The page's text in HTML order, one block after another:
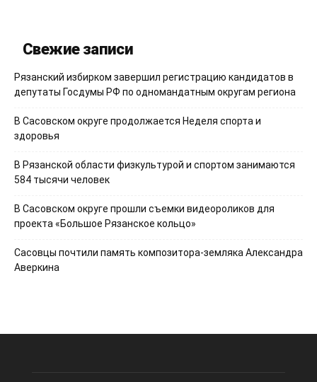
Свежие записи
Рязанский избирком завершил регистрацию кандидатов в
депутаты Госдумы РФ по одномандатным округам региона
В Сасовском округе продолжается Неделя спорта и
здоровья
В Рязанской области физкультурой и спортом занимаются
584 тысячи человек
В Сасовском округе прошли съемки видеороликов для
проекта «Большое Рязанское кольцо»
Сасовцы почтили память композитора-земляка Александра
Аверкина